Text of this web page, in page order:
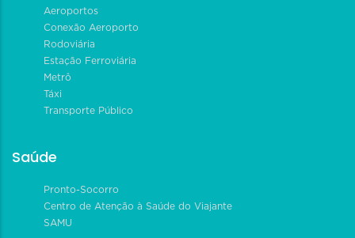
Aeroportos
Conexão Aeroporto
Rodoviária
Estação Ferroviária
Metrô
Táxi
Transporte Público
Saúde
Pronto-Socorro
Centro de Atenção à Saúde do Viajante
SAMU